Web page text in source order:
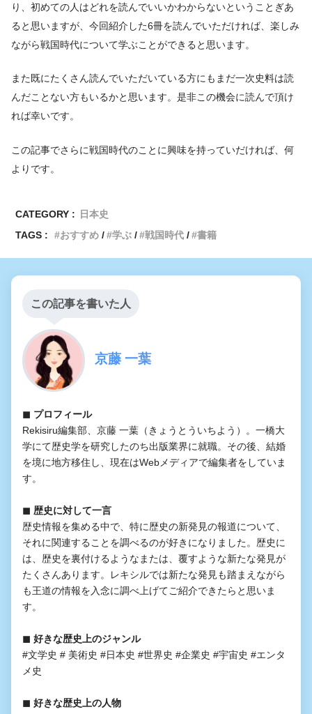
り、初めての人はどれを読んでいいかわからないということぎあ
ると思いますが、今回紹介した6冊を読んでいただければ、楽しみ
ながら戦国時代について学ぶことができると思います。
また既にたくさん読んでいただいている方にもまだ一次史料は読
んだことない方もいるかと思います。是非この機会に読んで頂け
れば幸いです。
この記事でさらに戦国時代のことに興味を持っていだければ、何
よりです。
CATEGORY :
日本史
TAGS :
おすすめ 学ぶ 戦国時代 書籍
この記事を書いた人
京藤 一葉
◼︎ プロフィール
Rekisiru編集部、京藤 一葉（きょうとういちよう）。一橋大
学にて歴史学を研究したのち出版業界に就職。その後、結婚
を境に地方移住し、現在はWebメディアで編集者をしていま
す。
◼︎ 歴史に対して一言
歴史情報を集める中で、特に歴史の新発見の報道について、
それに関連することを調べるのが好きになりました。歴史に
は、歴史を裏付けるようなまたは、覆すような新たな発見が
たくさんあります。レキシルでは新たな発見も踏まえながら
も王道の情報を入念に調べ上げてご紹介できたらと思いま
す。
◼︎ 好きな歴史上のジャンル
#文学史 # 美術史 #日本史 #世界史 #企業史 #宇宙史 #エンタ
メ史
◼︎ 好きな歴史上の人物